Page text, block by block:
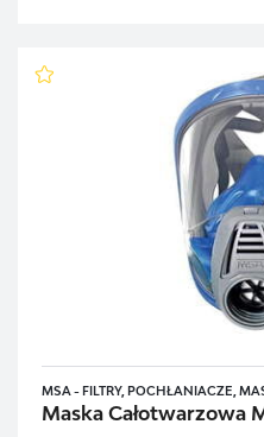
MSA - FILTRY, POCHŁANIACZE,
Maska Całotwarzowa